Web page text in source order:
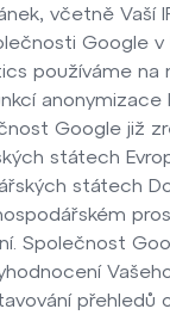
včetně Vaší
Google v
používáme na
anonymizace
Google již
státech
státech
Společnost
přehledů